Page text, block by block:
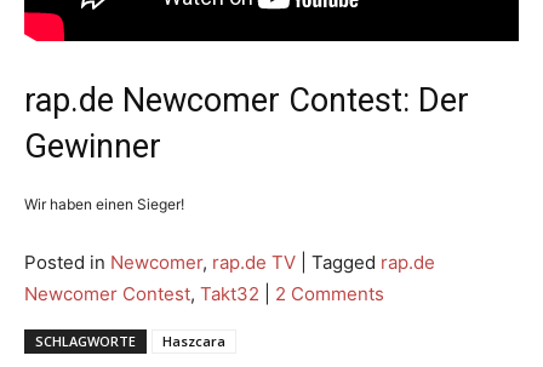
rap.de Newcomer Contest: Der
Gewinner
Wir haben einen Sieger!
Posted in Newcomer, rap.de TV Tagged rap.de
Newcomer Contest, Takt32 2 Comments
SCHLAGWORTE Haszcara